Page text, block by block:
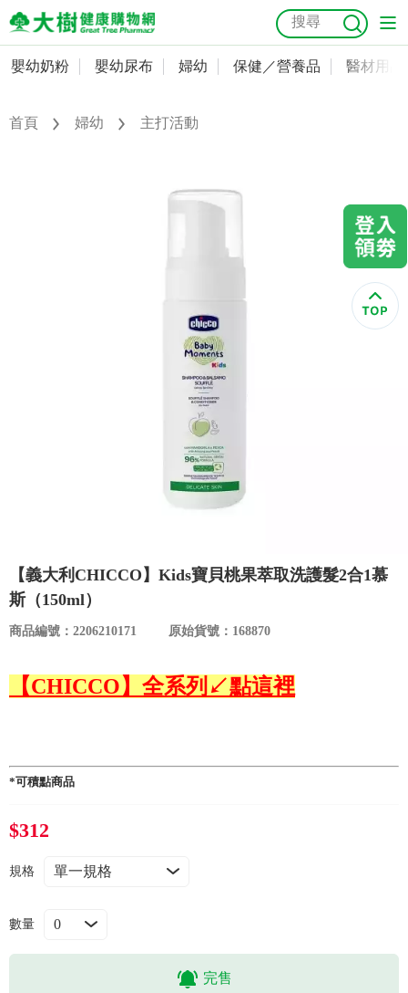
嬰幼奶粉
嬰幼尿布
優惠活動
關於我們
合作提案
會員專區
常見問題
折價券、紅利說明
抗菌 尿布 大樹獨家 益生菌
會員資料及密碼修改
常用收件人清單
嬰幼奶粉 嬰幼尿布 婦幼 保健／營養品 醫材用品
首頁 婦幼 主打活動
【義大利CHICCO】Kids寶貝桃果萃取洗護髮2合1慕
斯（150ml）
商品編號：2206210171 原始貨號：168870
【CHICCO】全系列↙點這裡
*可積點商品
$312
規格
數量
完售